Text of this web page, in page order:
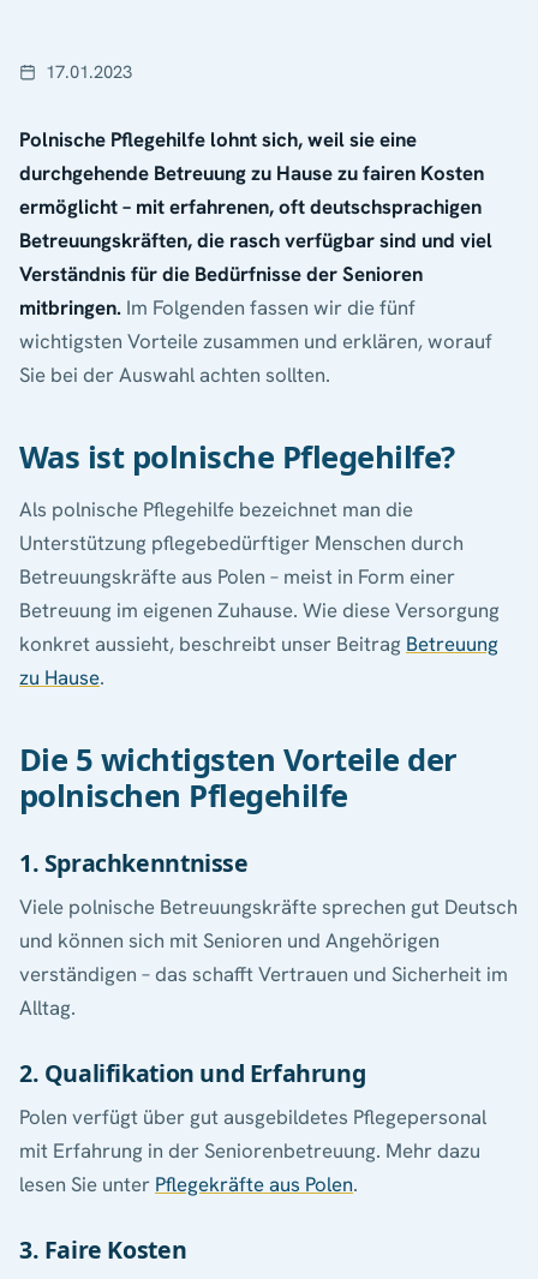
17.01.2023
Polnische Pflegehilfe lohnt sich, weil sie eine
durchgehende Betreuung zu Hause zu fairen Kosten
ermöglicht – mit erfahrenen, oft deutschsprachigen
Betreuungskräften, die rasch verfügbar sind und viel
Verständnis für die Bedürfnisse der Senioren
mitbringen. Im Folgenden fassen wir die fünf
wichtigsten Vorteile zusammen und erklären, worauf
Sie bei der Auswahl achten sollten.
Was ist polnische Pflegehilfe?
Als polnische Pflegehilfe bezeichnet man die
Unterstützung pflegebedürftiger Menschen durch
Betreuungskräfte aus Polen – meist in Form einer
Betreuung im eigenen Zuhause. Wie diese Versorgung
konkret aussieht, beschreibt unser Beitrag Betreuung
zu Hause.
Die 5 wichtigsten Vorteile der
polnischen Pflegehilfe
1. Sprachkenntnisse
Viele polnische Betreuungskräfte sprechen gut Deutsch
und können sich mit Senioren und Angehörigen
verständigen – das schafft Vertrauen und Sicherheit im
Alltag.
2. Qualifikation und Erfahrung
Polen verfügt über gut ausgebildetes Pflegepersonal
mit Erfahrung in der Seniorenbetreuung. Mehr dazu
lesen Sie unter Pflegekräfte aus Polen.
3. Faire Kosten